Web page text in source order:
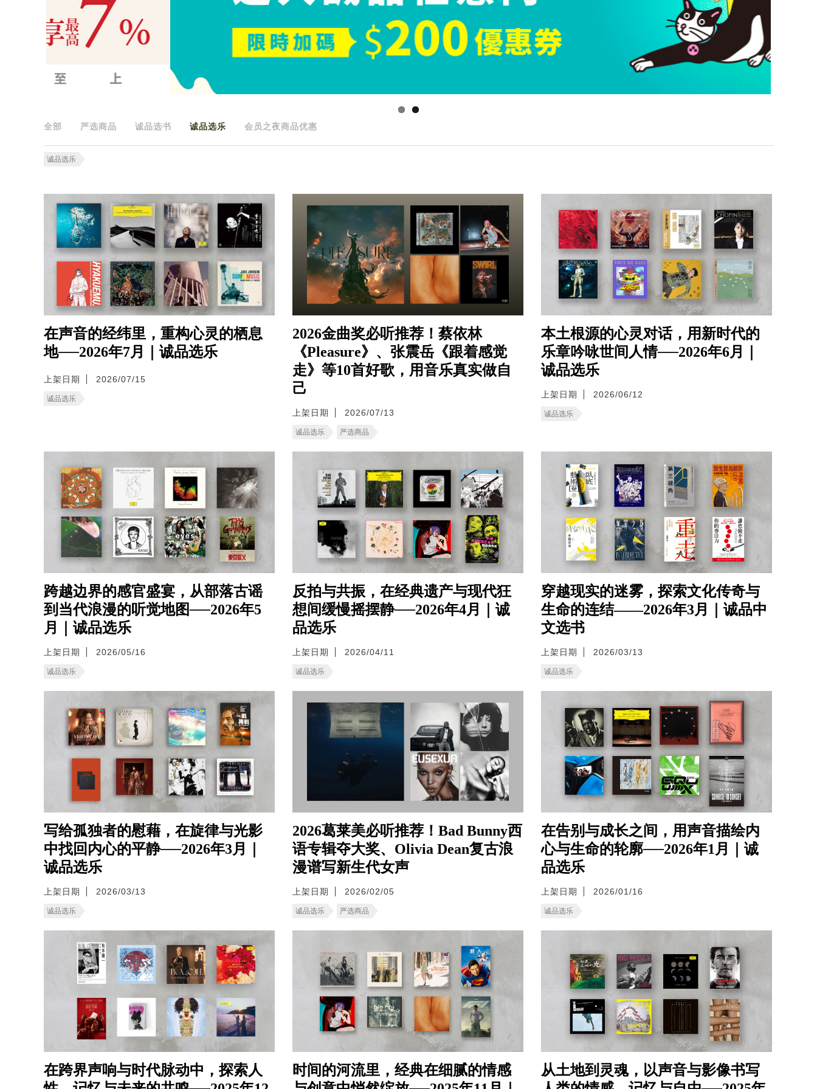
全部 严选商品 诚品选书 诚品选乐 会员之夜商品优惠
诚品选乐
在声音的经纬里，重构心灵的栖息
地──2026年7月｜诚品选乐
上架日期 2026/07/15
诚品选乐
2026金曲奖必听推荐！蔡依林
《Pleasure》、张震岳《跟着感觉
走》等10首好歌，用音乐真实做自
己
上架日期 2026/07/13
诚品选乐 严选商品
本土根源的心灵对话，用新时代的
乐章吟咏世间人情──2026年6月｜
诚品选乐
上架日期 2026/06/12
诚品选乐
跨越边界的感官盛宴，从部落古谣
到当代浪漫的听觉地图──2026年5
月｜诚品选乐
上架日期 2026/05/16
诚品选乐
反拍与共振，在经典遗产与现代狂
想间缓慢摇摆静──2026年4月｜诚
品选乐
上架日期 2026/04/11
诚品选乐
穿越现实的迷雾，探索文化传奇与
生命的连结——2026年3月｜诚品中
文选书
上架日期 2026/03/13
诚品选乐
写给孤独者的慰藉，在旋律与光影
中找回内心的平静──2026年3月｜
诚品选乐
上架日期 2026/03/13
诚品选乐
2026葛莱美必听推荐！Bad Bunny西
语专辑夺大奖、Olivia Dean复古浪
漫谱写新生代女声
上架日期 2026/02/05
诚品选乐 严选商品
在告别与成长之间，用声音描绘内
心与生命的轮廓──2026年1月｜诚
品选乐
上架日期 2026/01/16
诚品选乐
在跨界声响与时代脉动中，探索人
时间的河流里，经典在细腻的情感
从土地到灵魂，以声音与影像书写